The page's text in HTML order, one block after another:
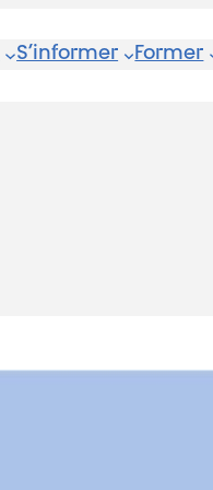
S’informer Former